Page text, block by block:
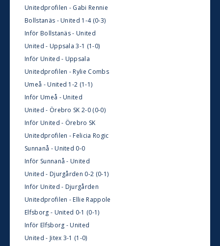
Unitedprofilen - Gabi Rennie
Bollstanäs - United 1-4 (0-3)
Inför Bollstanäs - United
United - Uppsala 3-1 (1-0)
Inför United - Uppsala
Unitedprofilen - Rylie Combs
Umeå - United 1-2 (1-1)
Inför Umeå - United
United - Örebro SK 2-0 (0-0)
Inför United - Örebro SK
Unitedprofilen - Felicia Rogic
Sunnanå - United 0-0
Inför Sunnanå - United
United - Djurgården 0-2 (0-1)
Inför United - Djurgården
Unitedprofilen - Ellie Rappole
Elfsborg - United 0-1 (0-1)
Inför Elfsborg - United
United - Jitex 3-1 (1-0)